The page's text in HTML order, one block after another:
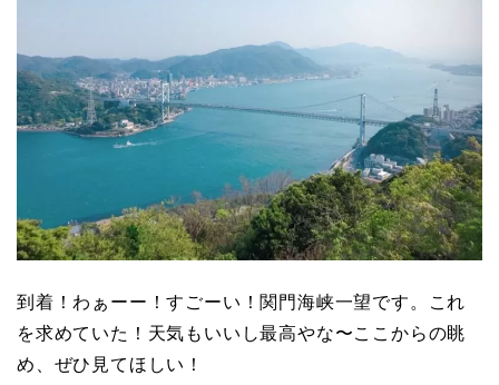
到着！わぁーー！すごーい！関門海峡一望です。これ
を求めていた！天気もいいし最高やな〜ここからの眺
め、ぜひ見てほしい！